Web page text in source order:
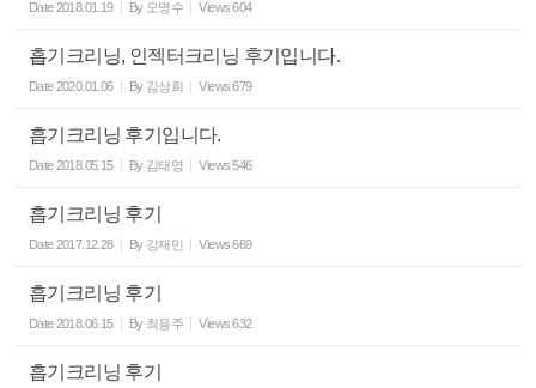
Date2018.01.19 By 오명수 Views 604
흡기크리닝, 인젝터크리닝 후기입니다.
Date2020.01.06 By 김상희 Views 679
흡기크리닝 후기입니다.
Date2018.05.15 By 김태영 Views 546
흡기크리닝 후기
Date2017.12.28 By 강재민 Views 669
흡기크리닝 후기
Date2018.06.15 By 최용주 Views 632
흡기크리닝 후기